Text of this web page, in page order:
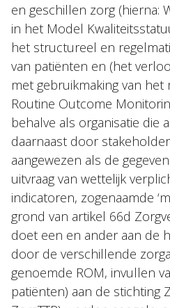
en geschillen zorg (hierna:
in het Model
het structureel en
van patiënten en (het
met gebruikmaking van
Routine Outcome
behalve als organisatie die
daarnaast door
aangewezen als de
uitvraag van wettelijk
indicatoren, zogenaamde
grond van artikel 66d
doet een en ander aan de
door de verschillende
genoemde ROM, invullen
patiënten) aan de stichting